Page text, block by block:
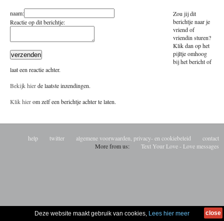
Deze website maakt gebruik van cookies, Lees hier meer close
reageren
naam:
Reactie op dit berichtje:
Zou jij dit
berichtje naar je
vriend of
vriendin sturen?
Klik dan op het
pijltje omhoog
bij het bericht of
laat een reactie achter.
Bekijk hierde laatste inzendingen.
Klik hierom zelf een berichtje achter te laten.
help twitter algemene voorwaarden, privacy- en cookiebeleid
contact
More from us:
Text Your Love - Love messages